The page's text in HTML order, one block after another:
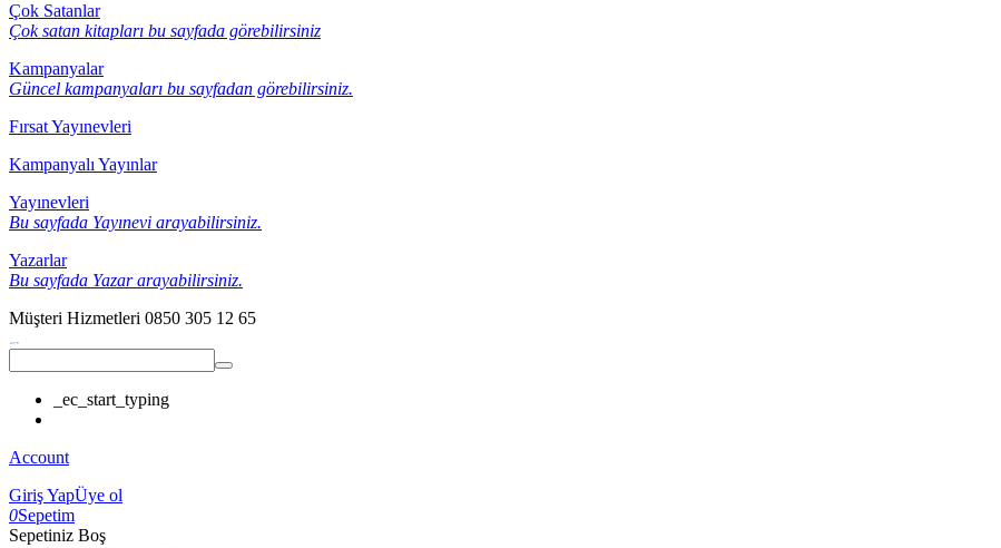
Çok Satanlar
Çok satan kitapları bu sayfada görebilirsiniz
Kampanyalar
Güncel kampanyaları bu sayfadan görebilirsiniz.
Fırsat Yayınevleri
Kampanyalı Yayınlar
Yayınevleri
Bu sayfada Yayınevi arayabilirsiniz.
Yazarlar
Bu sayfada Yazar arayabilirsiniz.
Müşteri Hizmetleri 0850 305 12 65
_ec_start_typing
Account
Giriş YapÜye ol
0Sepetim
Sepetiniz Boş